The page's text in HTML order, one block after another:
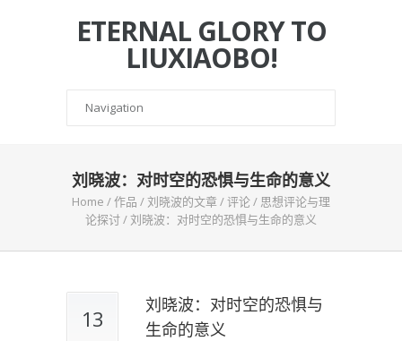
ETERNAL GLORY TO
LIUXIAOBO!
刘晓波：对时空的恐惧与生命的意义
Home /作品 /刘晓波的文章/评论/ 思想评论与理
论探讨/刘晓波：对时空的恐惧与生命的意义
13
刘晓波：对时空的恐惧与
生命的意义